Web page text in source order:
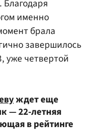
именно
брала
завершилось
уже четвертой
ждет еще
— 22-летняя
в рейтинге